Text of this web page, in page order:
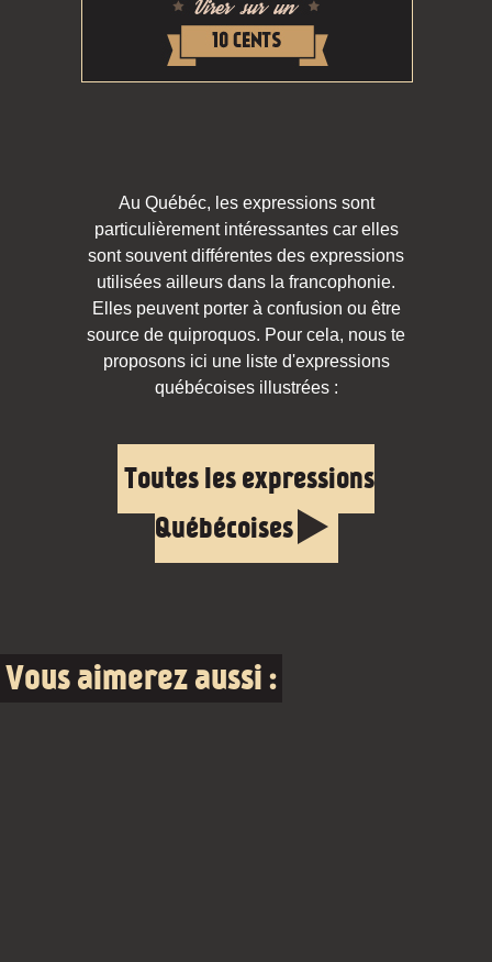
Au Québéc, les expressions sont
particulièrement intéressantes car elles
sont souvent différentes des expressions
utilisées ailleurs dans la francophonie.
Elles peuvent porter à confusion ou être
source de quiproquos. Pour cela, nous te
proposons ici une liste d'expressions
québécoises illustrées :
Toutes les expressions
Québécoises
Vous aimerez aussi :